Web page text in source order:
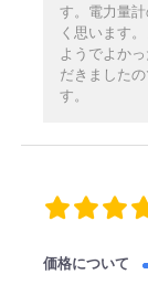
す。電力量
く思います
ようでよか
だきました
す。
価格について